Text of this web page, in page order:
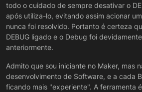
todo o cuidado de sempre desativar o
após utiliza-lo, evitando assim acionar
nunca foi resolvido. Portanto é certeza
DEBUG ligado e o Debug foi
anteriormente.
Admito que sou iniciante no Maker, mas
desenvolvimento de Software, e a cada
ficando mais "experiente". A ferramenta